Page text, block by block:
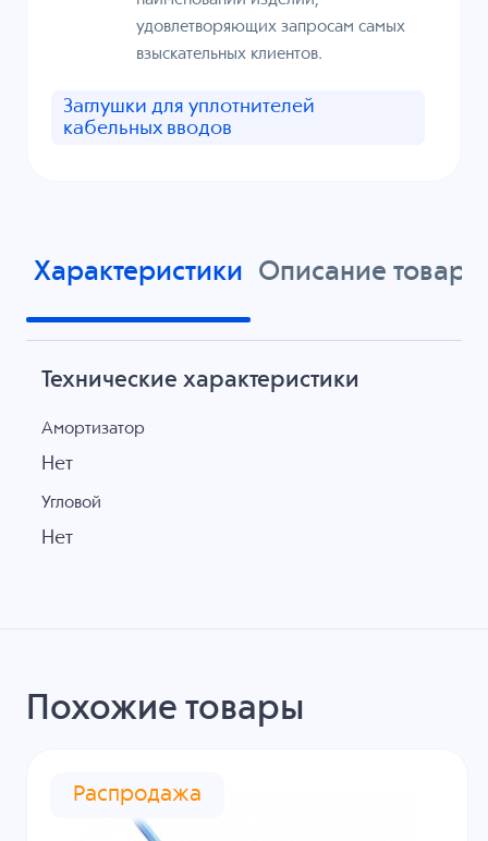
удовлетворяющих запросам самых
взыскательных клиентов.
Заглушки для уплотнителей
кабельных вводов
Характеристики Описание товара
Технические характеристики
Амортизатор
Нет
Угловой
Нет
Похожие товары
Распродажа